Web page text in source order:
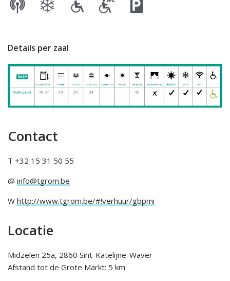
Details per zaal
Contact
T +32 15 31 50 55
@ info@tgrom.be
W http://www.tgrom.be/#!verhuur/gbpmi
Locatie
Midzelen 25a, 2860 Sint-Katelijne-Waver
Afstand tot de Grote Markt: 5 km